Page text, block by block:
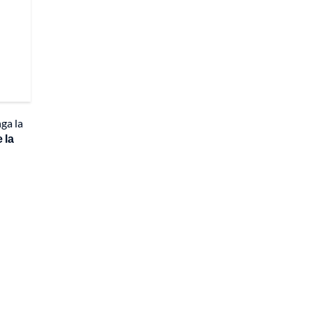
la
la